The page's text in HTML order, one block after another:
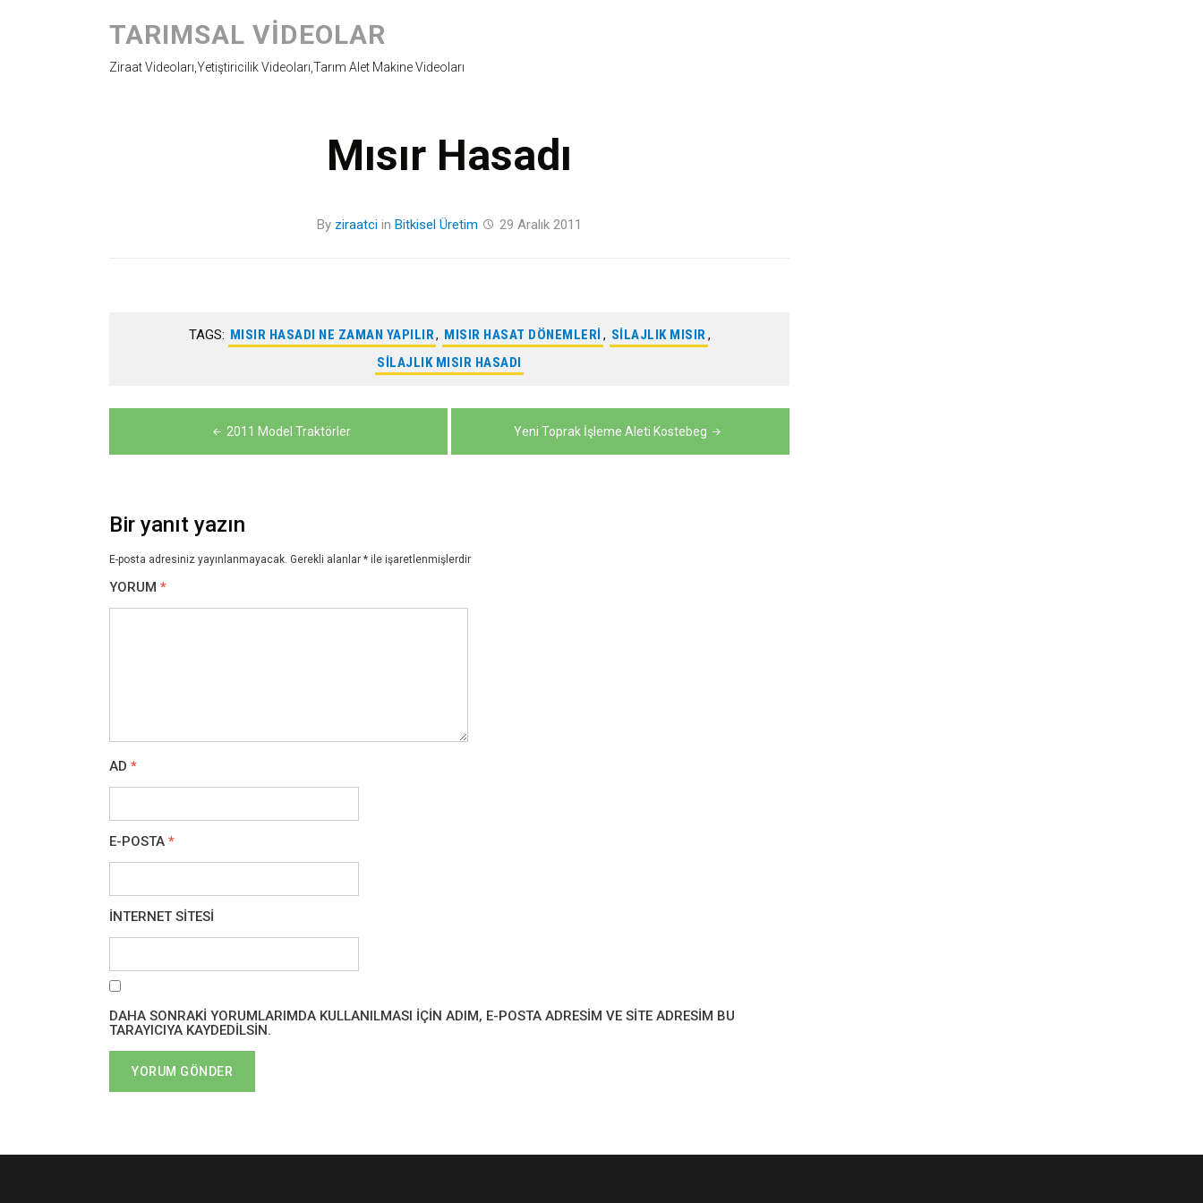
TARIMSAL VIDEOLAR
Ziraat Videoları,Yetiştiricilik Videoları,Tarım Alet Makine Videoları
Mısır Hasadı
By ziraatci in Bitkisel Üretim 29 Aralık 2011
TAGS: MISIR HASADI NE ZAMAN YAPILIR, MISIR HASAT DÖNEMLERI , SILAJLIK MISIR,
SILAJLIK MISIR HASADI
gezinmesi
2011 Model Traktörler Yeni Toprak İşleme Aleti Kostebeg
Bir yanıt yazın
E-posta adresiniz yayınlanmayacak. Gerekli alanlar * ile işaretlenmişlerdir
YORUM *
AD *
E-POSTA *
İNTERNET SITESI
DAHA SONRAKI YORUMLARIMDA KULLANILMASI IÇIN ADIM, E-POSTA ADRESIM VE SITE ADRESIM BU
TARAYICIYA KAYDEDILSIN.